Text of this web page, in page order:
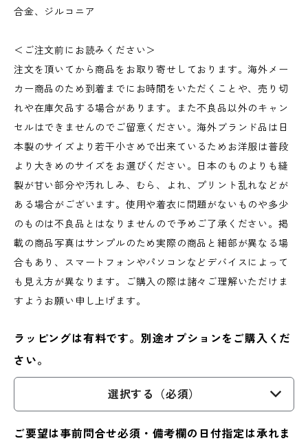
合金、ジルコニア
＜ご注文前にお読みください＞
注文を頂いてから商品をお取り寄せしております。海外メー
カー商品のため到着までにお時間をいただくことや、売り切
れや在庫欠品する場合があります。また不良品以外のキャン
セルはできませんのでご留意ください。海外ブランド品は日
本製のサイズより若干小さめで出来ているためお洋服は普段
より大きめのサイズをお選びください。日本のものよりも縫
製が甘い部分や汚れしみ、むら、よれ、プリント乱れなどが
ある場合がございます。使用や着衣に問題がないものや多少
のものは不良品とはなりませんので予めご了承ください。掲
載の商品写真はサンプルのため実際の商品と細部が異なる場
合もあり、スマートフォンやパソコンなどデバイスによって
も見え方が異なります。ご購入の際は諸々ご理解いただけま
すようお願い申し上げます。
ラッピングは有料です。別途オプションをご購入くだ
さい。
選択する（必須）
ご要望は事前問合せ必須・備考欄の日付指定は承れま